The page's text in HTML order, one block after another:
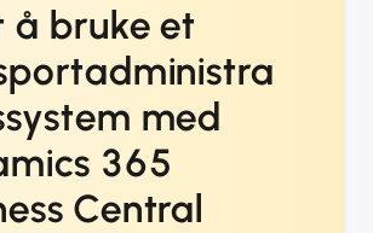
å bruke et
med
365
Central